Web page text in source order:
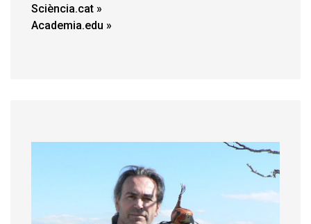
Sciència.cat
Academia.edu